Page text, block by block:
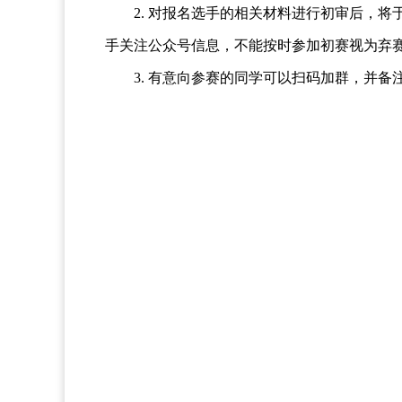
2. 对报名选手的相关材料进行初审后，将于
手关注公众号信息，不能按时参加初赛视为弃
3. 有意向参赛的同学可以扫码加群，并备